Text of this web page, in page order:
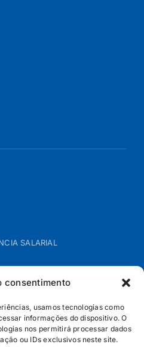
consentimento
usamos tecnologias como
informações do dispositivo. O
nos permitirá processar dados
ou IDs exclusivos neste site.
SALARIAL